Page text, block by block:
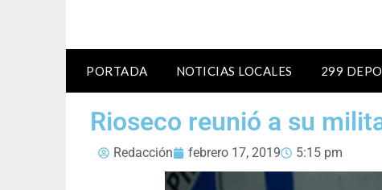
PORTADA NOTICIAS LOCALES 299
Rioseco reunió a su
Redacción febrero 17, 2019 5:15 pm